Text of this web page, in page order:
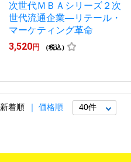
次世代ＭＢＡシリーズ２次
世代流通企業―リテール・
マーケティング革命
3,520円 （税込）
新着順 価格順